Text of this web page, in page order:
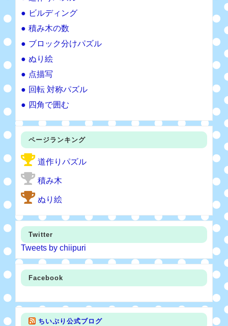
ビルディング
積み木の数
ブロック分けパズル
ぬり絵
点描写
回転 対称パズル
四角で囲む
ページランキング
道作りパズル
積み木
ぬり絵
Twitter
Tweets by chiipuri
Facebook
ちいぷり公式ブログ